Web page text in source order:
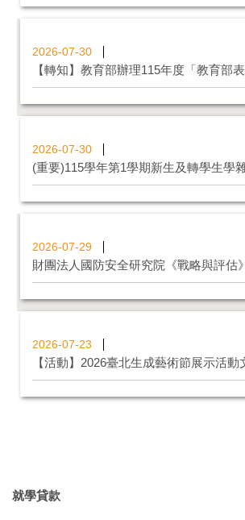
2026-07-30
【轉知】教育部辦理115年度「教育部
2026-07-30
(重要)115學年第1學期新生及轉學生學
2026-07-29
財團法人國防安全研究院《戰略與評估
2026-07-23
【活動】2026臺北生成藝術節展示活動
就學貸款